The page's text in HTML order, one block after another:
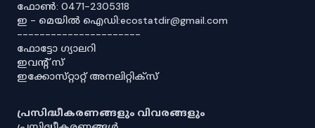
ഫോൺ: 0471-2305318
ഇ - മെയിൽ ഐഡി:ecostatdir@gmail.com
----------------------
ഫോട്ടോ ഗ്യാലറി
ഇവൻ്റ് സ്
ഇക്കോസ്‌റ്റാറ്റ് അനലിറ്റിക്‌സ്
പ്രസിദ്ധീകരണങ്ങളും വിവരങ്ങളും